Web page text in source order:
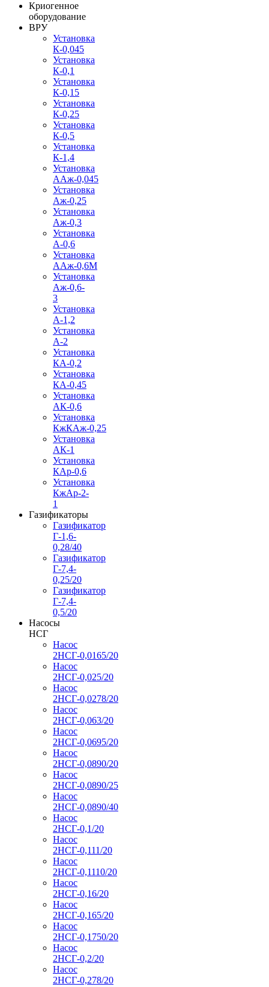
Криогенное
оборудование
ВРУ
Установка
К-0,045
Установка
К-0,1
Установка
К-0,15
Установка
К-0,25
Установка
К-0,5
Установка
К-1,4
Установка
ААж-0,045
Установка
Аж-0,25
Установка
Аж-0,3
Установка
А-0,6
Установка
ААж-0,6М
Установка
Аж-0,6-
3
Установка
А-1,2
Установка
А-2
Установка
КА-0,2
Установка
КА-0,45
Установка
АК-0,6
Установка
КжКАж-0,25
Установка
АК-1
Установка
КАр-0,6
Установка
КжАр-2-
1
Газификаторы
Газификатор
Г-1,6-
0,28/40
Газификатор
Г-7,4-
0,25/20
Газификатор
Г-7,4-
0,5/20
Насосы
НСГ
Насос
2НСГ-0,0165/20
Насос
2НСГ-0,025/20
Насос
2НСГ-0,0278/20
Насос
2НСГ-0,063/20
Насос
2НСГ-0,0695/20
Насос
2НСГ-0,0890/20
Насос
2НСГ-0,0890/25
Насос
2НСГ-0,0890/40
Насос
2НСГ-0,1/20
Насос
2НСГ-0,111/20
Насос
2НСГ-0,1110/20
Насос
2НСГ-0,16/20
Насос
2НСГ-0,165/20
Насос
2НСГ-0,1750/20
Насос
2НСГ-0,2/20
Насос
2НСГ-0,278/20